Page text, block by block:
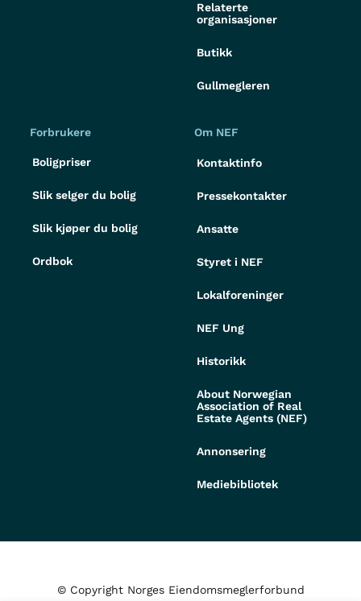
Relaterte
organisasjoner
Butikk
Gullmegleren
Forbrukere
Boligpriser
Slik selger du bolig
Slik kjøper du bolig
Ordbok
Om NEF
Kontaktinfo
Pressekontakter
Ansatte
Styret i NEF
Lokalforeninger
NEF Ung
Historikk
About Norwegian
Association of Real
Estate Agents (NEF)
Annonsering
Mediebibliotek
© Copyright Norges Eiendomsmeglerforbund